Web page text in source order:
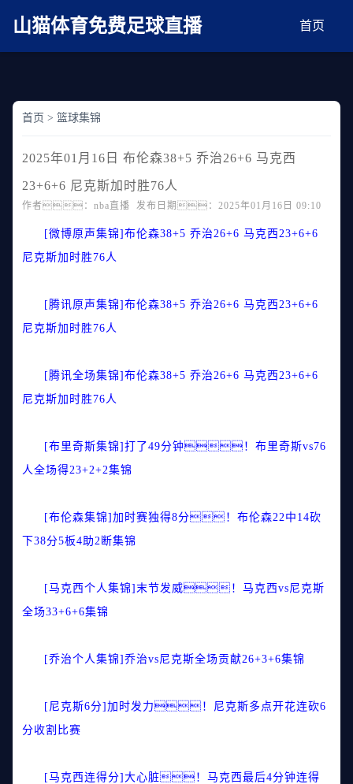
AV在线无码麻豆
山猫体育免费足球直播 首页
首页 > 篮球集锦
2025年01月16日 布伦森38+5 乔治26+6 马克西
23+6+6 尼克斯加时胜76人
作者：nba直播 发布日期：2025年01月16日 09:10
[微博原声集锦]布伦森38+5 乔治26+6 马克西23+6+6
尼克斯加时胜76人
[腾讯原声集锦]布伦森38+5 乔治26+6 马克西23+6+6
尼克斯加时胜76人
[腾讯全场集锦]布伦森38+5 乔治26+6 马克西23+6+6
尼克斯加时胜76人
[布里奇斯集锦]打了49分钟！布里奇斯vs76
人全场得23+2+2集锦
[布伦森集锦]加时赛独得8分！布伦森22中14砍
下38分5板4助2断集锦
[马克西个人集锦]末节发威！马克西vs尼克斯
全场33+6+6集锦
[乔治个人集锦]乔治vs尼克斯全场贡献26+3+6集锦
[尼克斯6分]加时发力！尼克斯多点开花连砍6
分收割比赛
[马克西连得分]大心脏！马克西最后4分钟连得